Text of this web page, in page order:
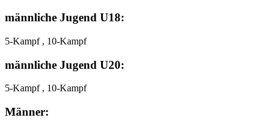
männliche Jugend U18:
5-Kampf , 10-Kampf
männliche Jugend U20:
5-Kampf , 10-Kampf
Männer: